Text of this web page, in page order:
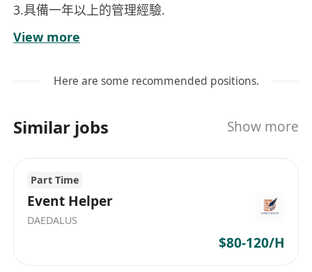
3.具備一年以上的管理經驗.
崗位內容
協助餐廳經理統籌及執行分店日常營運事務，包
負責排班管理與人力調配，根據營業需求合理安
主理貨品進出管理，包括供應商收貨驗收、庫存
盤點、貨品分類上架及耗損記錄，維持倉儲整潔
與帳實相符。
監督服務品質與顧客體驗，主動巡視營業區域，
View more
Here are some recommended positions.
Similar jobs Show more
Part Time
Event Helper
DAEDALUS
$80-120/H